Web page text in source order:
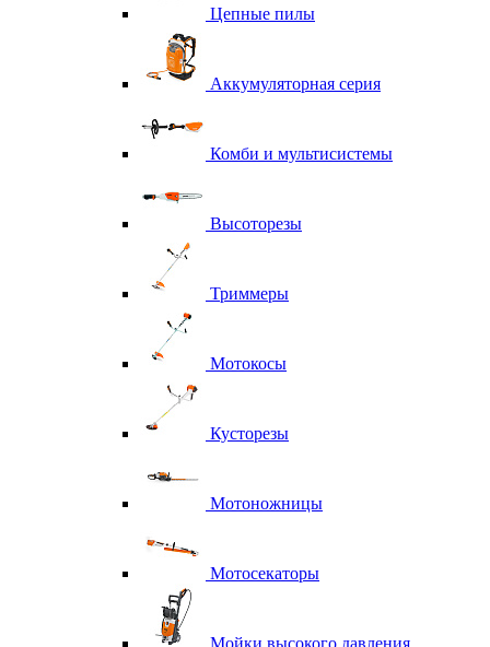
Цепные пилы
Аккумуляторная серия
Комби и мультисистемы
Высоторезы
Триммеры
Мотокосы
Кусторезы
Мотоножницы
Мотосекаторы
Мойки высокого давления